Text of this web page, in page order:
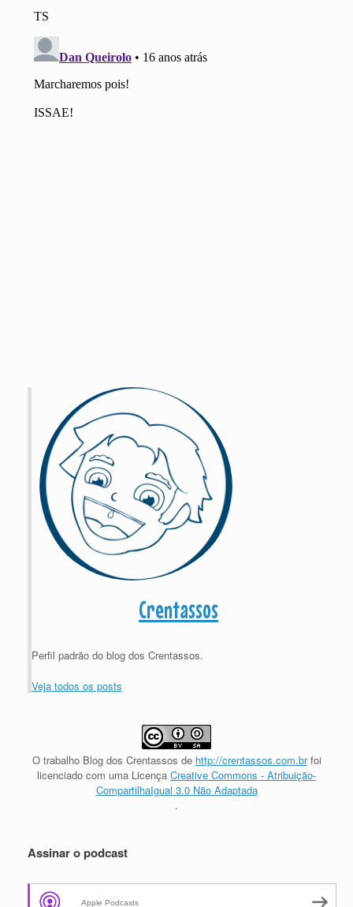
Crentassos
Perfil padrão do blog dos Crentassos.
Veja todos os posts
O trabalho Blog dos Crentassos de http://crentassos.com.brfoi
licenciado com uma Licença Creative Commons - Atribuição-
CompartilhaIgual 3.0 Não Adaptada
.
Assinar o podcast
Apple Podcasts